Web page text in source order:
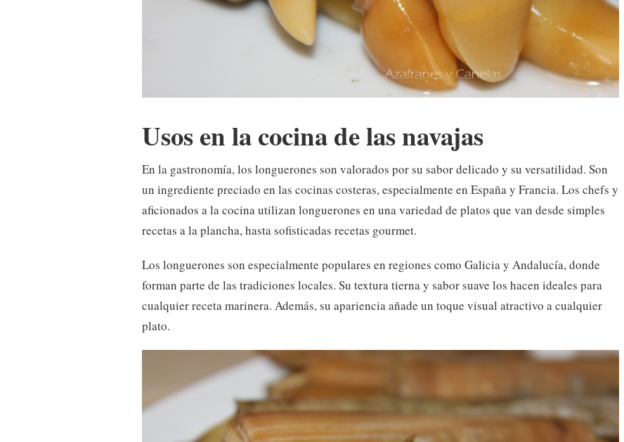
Usos en la cocina de las navajas
En la gastronomía, los longuerones son valorados por su sabor delicado y su versatilidad. Son
un ingrediente preciado en las cocinas costeras, especialmente en España y Francia. Los chefs y
aficionados a la cocina utilizan longuerones en una variedad de platos que van desde simples
recetas a la plancha, hasta sofisticadas recetas gourmet.
Los longuerones son especialmente populares en regiones como Galicia y Andalucía, donde
forman parte de las tradiciones locales. Su textura tierna y sabor suave los hacen ideales para
cualquier receta marinera. Además, su apariencia añade un toque visual atractivo a cualquier
plato.